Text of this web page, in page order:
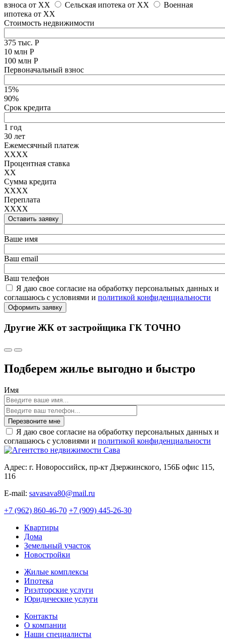
взноса от XX Сельская ипотека от XX
Военная
ипотека от XX
Стоимость недвижимости
375 тыс. Р
10 млн Р
100 млн Р
Первоначальный взнос
15%
90%
Срок кредита
1 год
30 лет
Ежемесячный платеж
XXXX
Процентная ставка
XX
Сумма кредита
XXXX
Переплата
XXXX
Оставить заявку
Ваше имя
Ваш email
Ваш телефон
Я даю свое согласие на обработку персональных данных и
соглашаюсь с условиями и политикой конфиденциальности
Оформить заявку
Другие ЖК от застройщика ГК ТОЧНО
Подберем жилье выгодно и быстро
Имя
Перезвоните мне
Я даю свое согласие на обработку персональных данных и
соглашаюсь с условиями и политикой конфиденциальности
Адрес: г. Новороссийск, пр-кт Дзержинского, 156Б офис 115,
116
E-mail: savasava80@mail.ru
+7 (962) 860-46-70 +7 (909) 445-26-30
Квартиры
Дома
Земельный участок
Новостройки
Жилые комплексы
Ипотека
Риэлторские услуги
Юридические услуги
Контакты
О компании
Наши специалисты